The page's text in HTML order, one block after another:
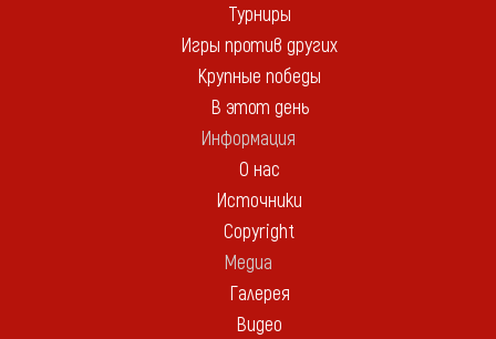
Турниры
Игры против других
Крупные победы
В этот день
Информация
О нас
Источники
Copyright
Медиа
Галерея
Видео